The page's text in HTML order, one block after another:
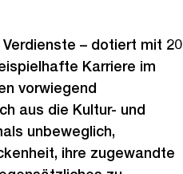
– dotiert mit 20
Karriere im
vorwiegend
aus die Kultur- und
unbeweglich,
ihre zugewandte